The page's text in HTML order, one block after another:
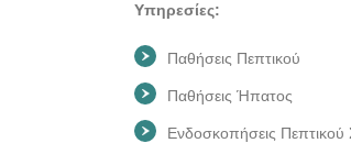
Υπηρεσίες:
Παθήσεις Πεπτικού
Παθήσεις Ήπατος
Ενδοσκοπήσεις Πεπτικού